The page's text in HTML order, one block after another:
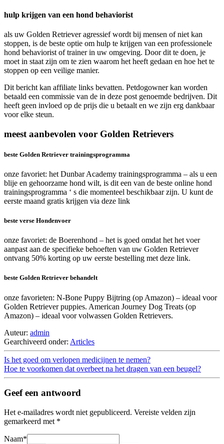
hulp krijgen van een hond behaviorist
als uw Golden Retriever agressief wordt bij mensen of niet kan
stoppen, is de beste optie om hulp te krijgen van een professionele
hond behaviorist of trainer in uw omgeving. Door dit te doen, je
moet in staat zijn om te zien waarom het heeft gedaan en hoe het te
stoppen op een veilige manier.
Dit bericht kan affiliate links bevatten. Petdogowner kan worden
betaald een commissie van de in deze post genoemde bedrijven. Dit
heeft geen invloed op de prijs die u betaalt en we zijn erg dankbaar
voor elke steun.
meest aanbevolen voor Golden Retrievers
beste Golden Retriever trainingsprogramma
onze favoriet: het Dunbar Academy trainingsprogramma – als u een
blije en gehoorzame hond wilt, is dit een van de beste online hond
trainingsprogramma ‘ s die momenteel beschikbaar zijn. U kunt de
eerste maand gratis krijgen via deze link
beste verse Hondenvoer
onze favoriet: de Boerenhond – het is goed omdat het het voer
aanpast aan de specifieke behoeften van uw Golden Retriever
ontvang 50% korting op uw eerste bestelling met deze link.
beste Golden Retriever behandelt
onze favorieten: N-Bone Puppy Bijtring (op Amazon) – ideaal voor
Golden Retriever puppies. American Journey Dog Treats (op
Amazon) – ideaal voor volwassen Golden Retrievers.
Auteur: admin
Gearchiveerd onder: Articles
Is het goed om verlopen medicijnen te nemen?
Hoe te voorkomen dat overbeet na het dragen van een beugel?
Geef een antwoord
Het e-mailadres wordt niet gepubliceerd. Vereiste velden zijn
gemarkeerd met *
Naam*